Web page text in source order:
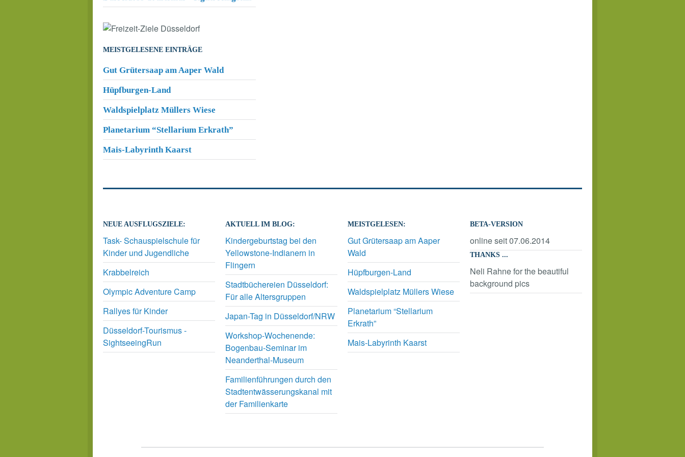
MEISTGELESENE EINTRÄGE
Gut Grütersaap am Aaper Wald
Hüpfburgen-Land
Waldspielplatz Müllers Wiese
Planetarium “Stellarium Erkrath”
Mais-Labyrinth Kaarst
NEUE AUSFLUGSZIELE:
Task- Schauspielschule für
Kinder und Jugendliche
Krabbelreich
Olympic Adventure Camp
Rallyes für Kinder
Düsseldorf-Tourismus -
SightseeingRun
AKTUELL IM BLOG:
Kindergeburtstag bei den
Yellowstone-Indianern in
Flingern
Stadtbüchereien Düsseldorf:
Für alle Altersgruppen
Japan-Tag in Düsseldorf/NRW
Workshop-Wochenende:
Bogenbau-Seminar im
Neanderthal-Museum
Familienführungen durch den
Stadtentwässerungskanal mit
der Familienkarte
MEISTGELESEN:
Gut Grütersaap am Aaper
Wald
Hüpfburgen-Land
Waldspielplatz Müllers Wiese
Planetarium “Stellarium
Erkrath”
Mais-Labyrinth Kaarst
BETA-VERSION
online seit 07.06.2014
THANKS ...
Neli Rahne for the beautiful
background pics